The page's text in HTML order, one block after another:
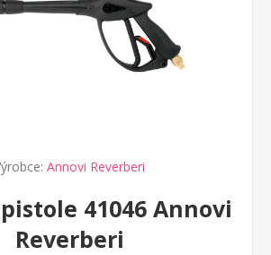
Annovi Reverberi
41046 Annovi
Reverberi